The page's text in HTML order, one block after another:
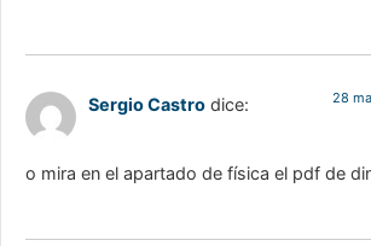
Sergio Castro dice: 28
o mira en el apartado de física el pdf de